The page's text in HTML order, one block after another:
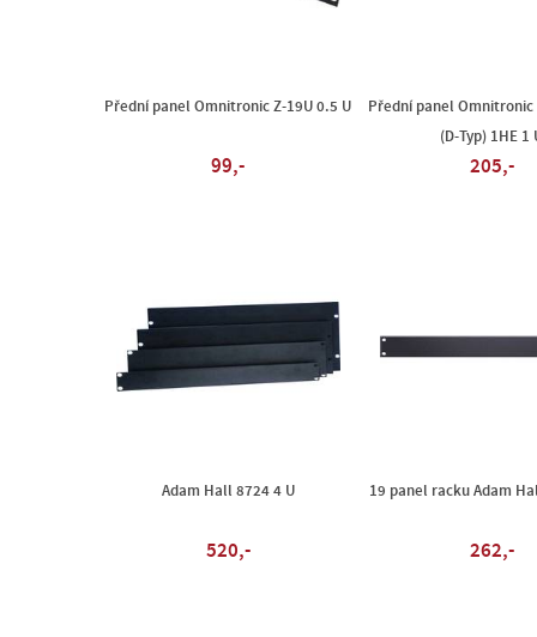
Přední panel Omnitronic Z-19U 0.5 U
99,-
Přední panel Omnitronic
(D-Typ) 1HE 1
205,-
Adam Hall 8724 4 U
520,-
19 panel racku Adam
262,-